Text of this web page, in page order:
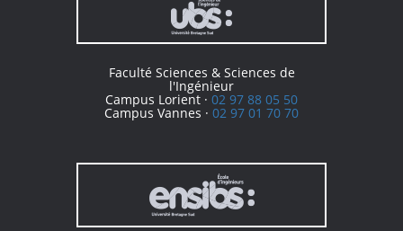
Faculté Sciences & Sciences de
l'Ingénieur
Campus Lorient · 02 97 88 05 50
Campus Vannes · 02 97 01 70 70